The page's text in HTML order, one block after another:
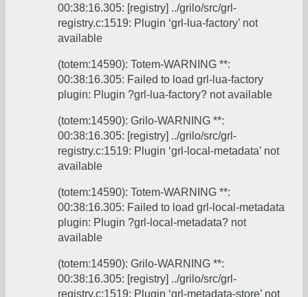
00:38:16.305: [registry] ../grilo/src/grl-
registry.c:1519: Plugin ‘grl-lua-factory’ not
available
(totem:14590): Totem-WARNING **:
00:38:16.305: Failed to load grl-lua-factory
plugin: Plugin ?grl-lua-factory? not available
(totem:14590): Grilo-WARNING **:
00:38:16.305: [registry] ../grilo/src/grl-
registry.c:1519: Plugin ‘grl-local-metadata’ not
available
(totem:14590): Totem-WARNING **:
00:38:16.305: Failed to load grl-local-metadata
plugin: Plugin ?grl-local-metadata? not
available
(totem:14590): Grilo-WARNING **:
00:38:16.305: [registry] ../grilo/src/grl-
registry.c:1519: Plugin ‘grl-metadata-store’ not